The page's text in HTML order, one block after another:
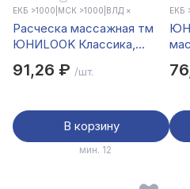
ЕКБ >1000 МСК >1000 ВЛД ×
Расческа массажная тм
ЮНИLOOK Классика,
серая
91,26 ₽ /шт.
В корзину
мин. 12
ЕКБ